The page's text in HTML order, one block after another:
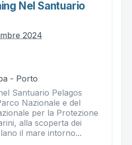
Nel Santuario
2024
- Porto
Santuario Pelagos
Nazionale e del
per la Protezione
alla scoperta dei
il mare intorno...